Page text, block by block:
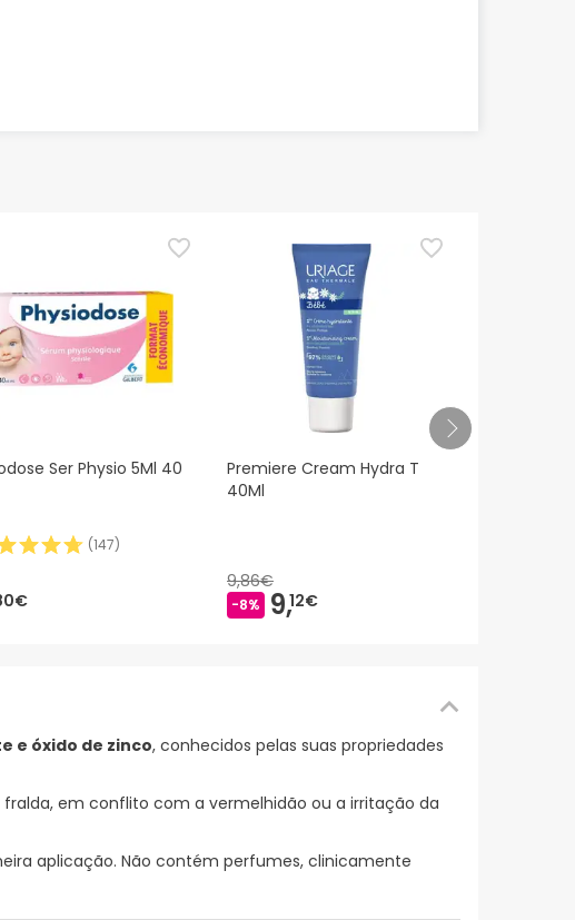
Ser Physio 5Ml 40
(147)
Premiere Cream Hydra T
40Ml
9,86€
-8% 9,12€
e óxido de zinco, conhecidos pelas suas propriedades
em conflito com a vermelhidão ou a irritação da
aplicação. Não contém perfumes, clinicamente